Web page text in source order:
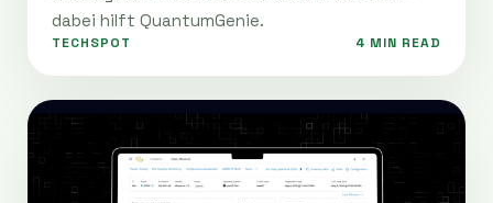
dabei hilft QuantumGenie.
TECHSPOT 4 MIN READ